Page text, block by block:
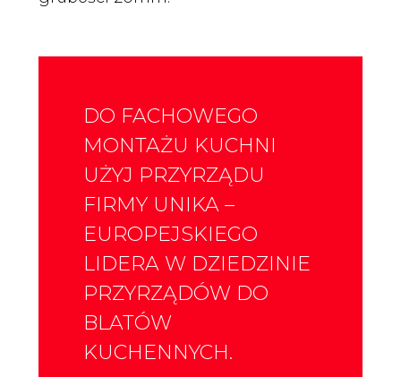
DO FACHOWEGO
MONTAŻU KUCHNI
UŻYJ PRZYRZĄDU
FIRMY UNIKA –
EUROPEJSKIEGO
LIDERA W DZIEDZINIE
PRZYRZĄDÓW DO
BLATÓW
KUCHENNYCH.